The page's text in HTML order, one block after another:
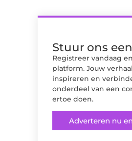
Stuur ons
Registreer vandaag
platform. Jouw
inspireren en
onderdeel van een
ertoe doen.
Adverteren nu